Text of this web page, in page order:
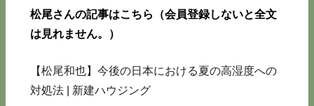
松尾さんの記事はこちら（会員登録しないと全文
は見れません。）
【松尾和也】今後の日本における夏の高湿度への
対処法 | 新建ハウジング